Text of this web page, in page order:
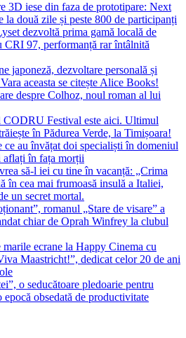
3D iese din faza de prototipare: Next
la două zile și peste 800 de participanți
dezvoltă prima gamă locală de
CRI 97, performanță rar întâlnită
japoneză, dezvoltare personală și
aceasta se citește Alice Books!
despre Colhoz, noul roman al lui
Festival este aici. Ultimul
în Pădurea Verde, la Timișoara!
ce au învățat doi specialiști în domeniul
în fața morții
să-l iei cu tine în vacanță: „Crima
în cea mai frumoasă insulă a Italiei,
un secret mortal.
romanul „Stare de visare” a
chiar de Oprah Winfrey la clubul
ecrane la Happy Cinema cu
Maastricht!”, dedicat celor 20 de ani
o seducătoare pledoarie pentru
obsedată de productivitate